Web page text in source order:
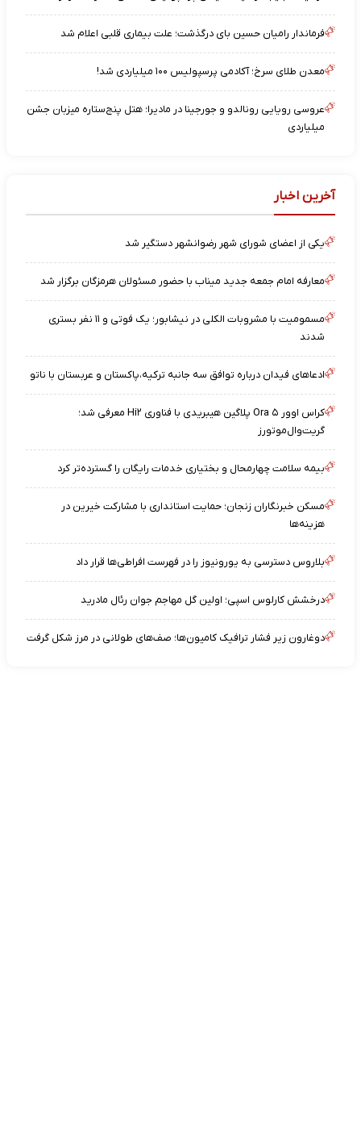
فرماندار رامیان حسین بای درگذشت؛ علت بیماری قلبی اعلام شد
معدن طلای سرخ؛ آکادمی پرسپولیس ۱۰۰ میلیاردی شد!
عروسی رویایی رونالدو و جورجینا در مادیرا؛ هتل پنج‌ستاره میزبان جشن
میلیاردی
آخرین اخبار
یکی از اعضای شورای شهر رضوانشهر دستگیر شد
معارفه امام جمعه جدید میناب با حضور مسئولان هرمزگان برگزار شد
مسمومیت با مشروبات الکلی در نیشابور؛ یک فوتی و ۱۱ نفر بستری
شدند
ادعاهای فیدان درباره توافق سه جانبه ترکیه،پاکستان و عربستان با ناتو
کراس اوور Ora ۵ پلاگین هیبریدی با فناوری Hi۲ معرفی شد؛
گریت‌وال‌موتورز
بیمه سلامت چهارمحال‌ و بختیاری خدمات رایگان را گسترده‌تر کرد
مسکن خبرنگاران زنجان؛ حمایت استانداری با مشارکت خیرین در
هزینه‌ها
بلاروس دسترسی به یورونیوز را در فهرست افراطی‌ها قرار داد
درخشش کارلوس اسپی؛ اولین گل مهاجم جوان رئال مادرید
دوغارون زیر فشار ترافیک کامیون‌ها؛ صف‌های طولانی در مرز شکل گرفت